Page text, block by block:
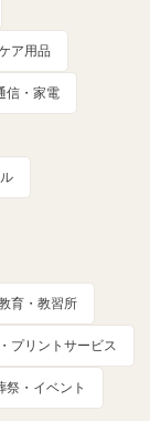
ア用品
信・家電
育・教習所
プリントサービス
祭・イベント